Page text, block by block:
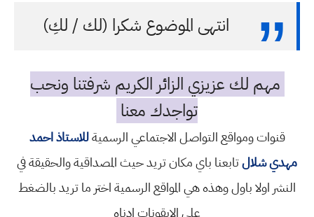
انتهى الموضوع شكرا (لك / لكِ)
مهم لك عزيزي الزائر الكريم شرفتنا ونحب
تواجدك معنا
قنوات ومواقع التواصل الاجتماعي الرسميةللاستاذ احمد
مهدي شلالتابعنا باي مكان تريد حيث المصداقية والحقيقة في
النشر اولا باول وهذه هي المواقع الرسمية اختر ما تريد بالضغط
على الايقونات ادناه